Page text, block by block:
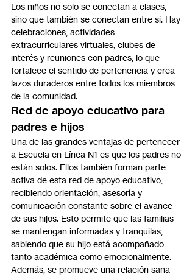
Los niños no solo se conectan a clases,
sino que también se conectan entre sí. Hay
celebraciones, actividades
extracurriculares virtuales, clubes de
interés y reuniones con padres, lo que
fortalece el sentido de pertenencia y crea
lazos duraderos entre todos los miembros
de la comunidad.
Red de apoyo educativo para
padres e hijos
Una de las grandes ventajas de pertenecer
a Escuela en Línea N1 es que los padres no
están solos. Ellos también forman parte
activa de esta red de apoyo educativo,
recibiendo orientación, asesoría y
comunicación constante sobre el avance
de sus hijos. Esto permite que las familias
se mantengan informadas y tranquilas,
sabiendo que su hijo está acompañado
tanto académica como emocionalmente.
Además, se promueve una relación sana